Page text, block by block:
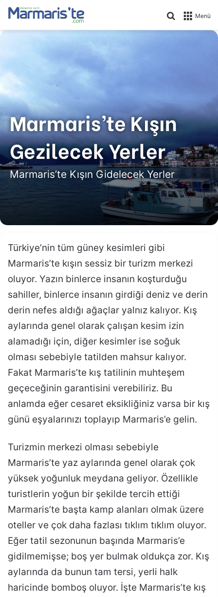
Menü
Arama yap
Marmaris’te Kışın
Gezilecek Yerler
Marmaris’te Kışın Gidelecek Yerler
Türkiye’nin tüm güney kesimleri gibi
Marmaris’te kışın sessiz bir turizm merkezi
oluyor. Yazın binlerce insanın koşturduğu
sahiller, binlerce insanın girdiği deniz ve derin
derin nefes aldığı ağaçlar yalnız kalıyor. Kış
aylarında genel olarak çalışan kesim izin
alamadığı için, diğer kesimler ise soğuk
olması sebebiyle tatilden mahsur kalıyor.
Fakat Marmaris’te kış tatilinin muhteşem
geçeceğinin garantisini verebiliriz. Bu
anlamda eğer cesaret eksikliğiniz varsa bir kış
günü eşyalarınızı toplayıp Marmaris’e gelin.
Turizmin merkezi olması sebebiyle
Marmaris’te yaz aylarında genel olarak çok
yüksek yoğunluk meydana geliyor. Özellikle
turistlerin yoğun bir şekilde tercih ettiği
Marmaris’te başta kamp alanları olmak üzere
oteller ve çok daha fazlası tıklım tıklım oluyor.
Eğer tatil sezonunun başında Marmaris’e
gidilmemişse; boş yer bulmak oldukça zor. Kış
aylarında da bunun tam tersi, yerli halk
haricinde bomboş oluyor. İşte Marmaris’te kış